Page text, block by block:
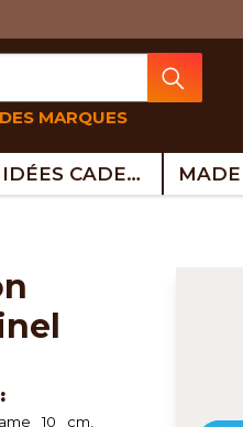
MARQUES
IDÉES CADEAUX
10 cm,